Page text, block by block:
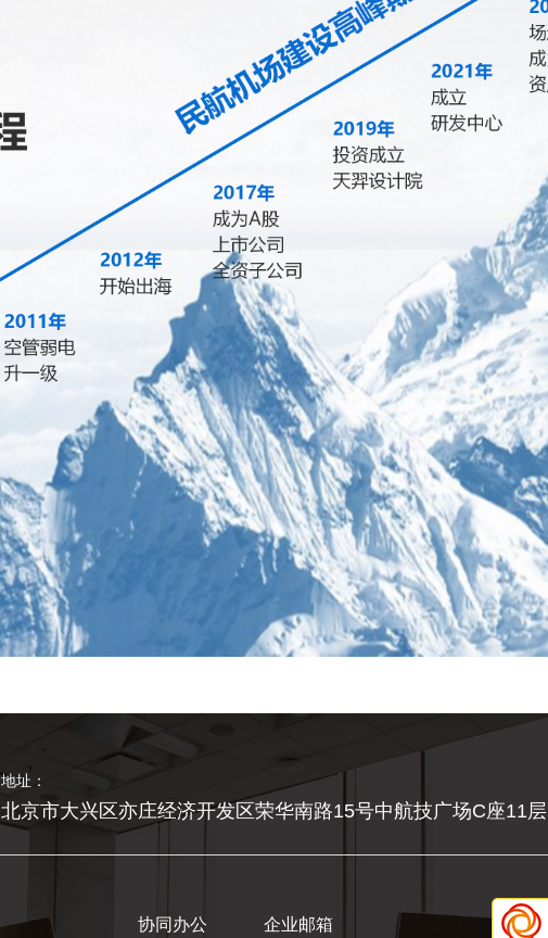
地址：
北京市大兴区亦庄经济开发区荣华南路15号中航技广场C座11层
协同办公 企业邮箱